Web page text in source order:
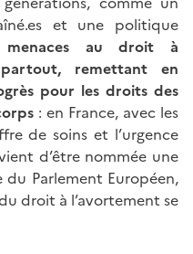
et une politique
menaces au droit à
partout, remettant en
pour les droits des
: en France, avec les
de soins et l’urgence
d’être nommée une
Parlement Européen,
droit à l’avortement se